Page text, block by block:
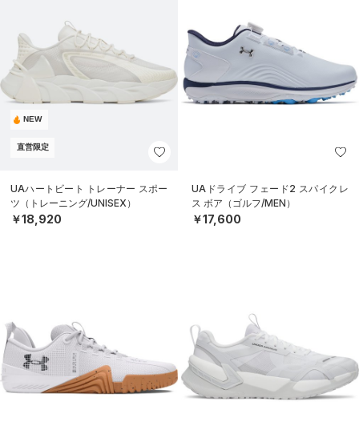
NEW
直営限定
UAハートビート トレーナー スポー
ツ（トレーニング/UNISEX）
￥18,920
UAドライブ フェード2 スパイクレ
ス ボア（ゴルフ/MEN）
￥17,600